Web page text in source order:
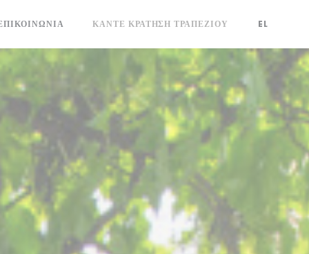
ΚΆΝΤΕ ΚΡΆΤΗΣΗ ΤΡΑΠΕΖΙΟΎ EL